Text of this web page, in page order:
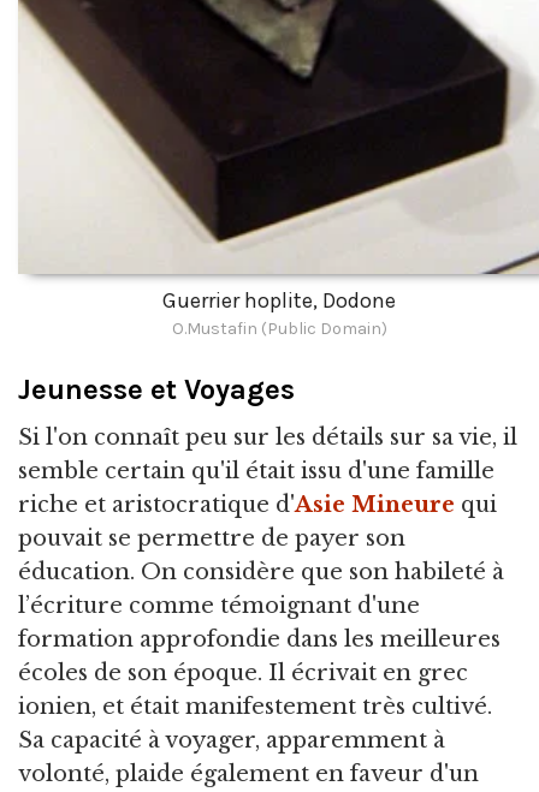
Guerrier hoplite, Dodone
O.Mustafin (Public Domain)
Jeunesse et Voyages
Si l'on connaît peu sur les détails sur sa vie, il
semble certain qu'il était issu d'une famille
riche et aristocratique d'Asie Mineure qui
pouvait se permettre de payer son
éducation. On considère que son habileté à
l’écriture comme témoignant d'une
formation approfondie dans les meilleures
écoles de son époque. Il écrivait en grec
ionien, et était manifestement très cultivé.
Sa capacité à voyager, apparemment à
volonté, plaide également en faveur d'un